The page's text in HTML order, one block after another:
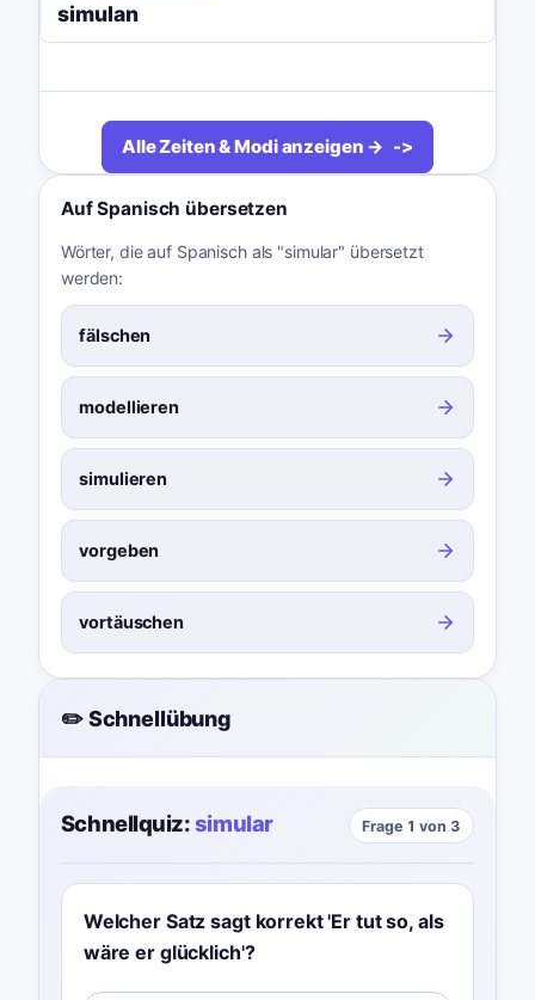
simulan
Alle Zeiten & Modi anzeigen →
Auf Spanisch übersetzen
Wörter, die auf Spanisch als "simular" übersetzt
werden:
fälschen
modellieren
simulieren
vorgeben
vortäuschen
✏️ Schnellübung
Schnellquiz:simular Frage 1 von 3
Welcher Satz sagt korrekt 'Er tut so, als
wäre er glücklich'?